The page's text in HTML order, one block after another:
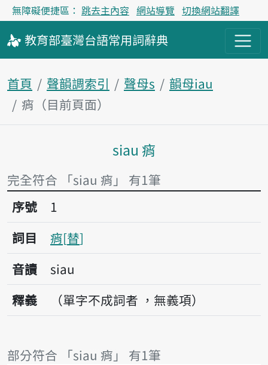
無障礙便捷區： 跳去主內容 網站導覽 切換網站翻譯
教育部臺灣台語常用詞辭典
首頁 聲韻調索引 聲母s
韻母iau
痟（目前頁面）
主內容區塊
siau 痟
完全符合 「siau 痟」 有1筆
序號1痟
序號
1
詞目
痟 替
音讀
siau
釋義
（單字不成詞者 ，無義項）
部分符合 「siau 痟」 有1筆